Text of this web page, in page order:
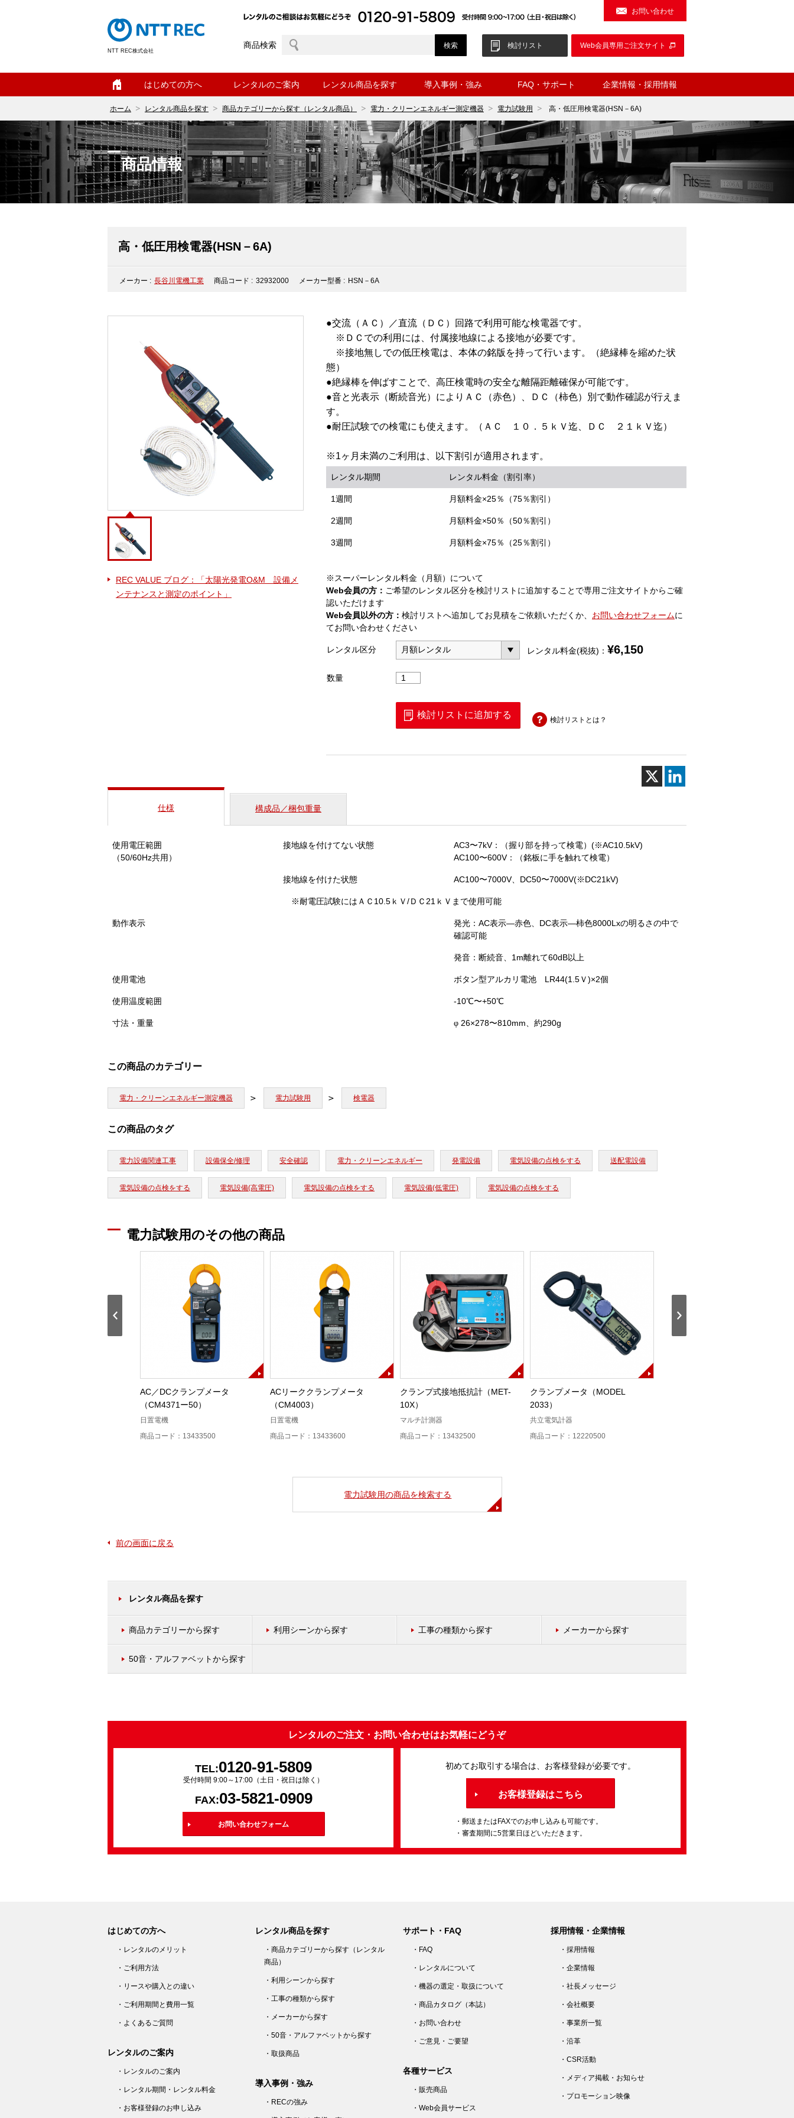
NTT REC株式会社
お問い合わせ
商品検索 検討リスト Web会員専用ご注文サイト
はじめての方へ レンタルのご案内 レンタル商品を探す 導入事例・強み FAQ・サポート 企業情報・採用情報
ホーム レンタル商品を探す 商品カテゴリーから探す（レンタル商品） 電力・クリーンエネルギー測定機器 電力試験用 高・低圧用検電器(HSN－6A)
商品情報
高・低圧用検電器(HSN－6A)
メーカー : 長谷川電機工業 商品コード : 32932000 メーカー型番 : HSN－6A
REC VALUE ブログ：「太陽光発電O&M 設備メ
ンテナンスと測定のポイント」
●交流（ＡＣ）／直流（ＤＣ）回路で利用可能な検電器です。
※ＤＣでの利用には、付属接地線による接地が必要です。
※接地無しでの低圧検電は、本体の銘版を持って行います。（絶縁棒を縮めた状
態）
●絶縁棒を伸ばすことで、高圧検電時の安全な離隔距離確保が可能です。
●音と光表示（断続音光）によりＡＣ（赤色）、ＤＣ（柿色）別で動作確認が行えま
す。
●耐圧試験での検電にも使えます。（ＡＣ １０．５ｋＶ迄、ＤＣ ２１ｋＶ迄）
※1ヶ月未満のご利用は、以下割引が適用されます。
レンタル期間 レンタル料金（割引率）
1週間 月額料金×25％（75％割引）
2週間 月額料金×50％（50％割引）
3週間 月額料金×75％（25％割引）
※スーパーレンタル料金（月額）について
Web会員の方： ご希望のレンタル区分を検討リストに追加することで専用ご注文サイトからご確
認いただけます
Web会員以外の方： 検討リストへ追加してお見積をご依頼いただくか、 お問い合わせフォームに
てお問い合わせください
レンタル区分 レンタル料金(税抜)： ¥6,150
数量
高・
圧
検
検討リストに追加する 検討リストとは？
仕様 構成品／梱包重量
使用電圧範囲
（50/60Hz共用）
接地線を付けてない状態
AC3〜7kV：（握り部を持って検電）(※AC10.5kV)
AC100〜600V：（銘板に手を触れて検電）
接地線を付けた状態 AC100〜7000V、DC50〜7000V(※DC21kV)
※耐電圧試験にはＡＣ10.5ｋＶ/ＤＣ21ｋＶまで使用可能
動作表示
発光：AC表示—赤色、DC表示—柿色8000Lxの明るさの中で
確認可能
発音：断続音、1m離れて60dB以上
使用電池 ボタン型アルカリ電池 LR44(1.5Ｖ)×2個
使用温度範囲 -10℃〜+50℃
寸法・重量 φ 26×278〜810mm、約290g
この商品のカテゴリー
電力・クリーンエネルギー測定機器 電力試験用 検電器
この商品のタグ
電力設備関連工事 設備保全/修理 安全確認 電力・クリーンエネルギー 発電設備 電気設備の点検をする 送配電設備
電気設備の点検をする 電気設備(高電圧) 電気設備の点検をする 電気設備(低電圧) 電気設備の点検をする
電力試験用のその他の商品
AC／DCクランプメータ
（CM4371ー50）
日置電機
商品コード：13433500
ACリーククランプメータ
（CM4003）
日置電機
商品コード：13433600
クランプ式接地抵抗計（MET-
10X）
マルチ計測器
商品コード：13432500
クランプメータ（MODEL
2033）
共立電気計器
商品コード：12220500
電力試験用の商品を検索する
前の画面に戻る
レンタル商品を探す
商品カテゴリーから探す 利用シーンから探す 工事の種類から探す メーカーから探す
50音・アルファベットから探す
レンタルのご注文・お問い合わせはお気軽にどうぞ
TEL:0120-91-5809
受付時間 9:00～17:00（土日・祝日は除く）
FAX:03-5821-0909
お問い合わせフォーム
初めてお取引する場合は、お客様登録が必要です。
お客様登録はこちら
・郵送またはFAXでのお申し込みも可能です。
・審査期間に5営業日ほどいただきます。
はじめての方へ
・レンタルのメリット
・ご利用方法
・リースや購入との違い
・ご利用期間と費用一覧
・よくあるご質問
レンタルのご案内
・レンタルのご案内
・レンタル期間・レンタル料金
・お客様登録のお申し込み
レンタル商品を探す
・商品カテゴリーから探す（レンタル
商品）
・利用シーンから探す
・工事の種類から探す
・メーカーから探す
・50音・アルファベットから探す
・取扱商品
導入事例・強み
・RECの強み
サポート・FAQ
・FAQ
・レンタルについて
・機器の選定・取扱について
・商品カタログ（本誌）
・お問い合わせ
・ご意見・ご要望
各種サービス
・販売商品
・Web会員サービス
採用情報・企業情報
・採用情報
・企業情報
・社長メッセージ
・会社概要
・事業所一覧
・沿革
・CSR活動
・メディア掲載・お知らせ
・プロモーション映像